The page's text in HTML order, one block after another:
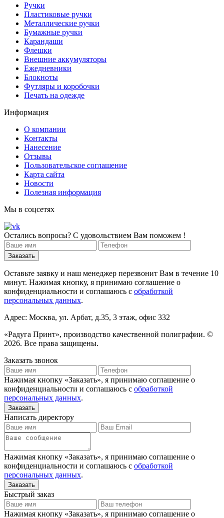
Ручки
Пластиковые ручки
Металлические ручки
Бумажные ручки
Карандаши
Флешки
Внешние аккумуляторы
Ежедневники
Блокноты
Футляры и коробочки
Печать на одежде
Информация
О компании
Контакты
Нанесение
Отзывы
Пользовательское соглашение
Карта сайта
Новости
Полезная информация
Мы в соцсетях
Остались вопросы? С удовольствием Вам поможем !
Оставьте заявку и наш менеджер перезвонит Вам в течение 10
минут. Нажимая кнопку, я принимаю соглашение о
конфиденциальности и соглашаюсь с обработкой
персональных данных.
Адрес: Москва, ул. Арбат, д.35, 3 этаж, офис 332
«Радуга Принт», производство качественной полиграфии. ©
2026. Все права защищены.
Заказать звонок
Нажимая кнопку «Заказать», я принимаю соглашение о
конфиденциальности и соглашаюсь с обработкой
персональных данных.
Написать директору
Нажимая кнопку «Заказать», я принимаю соглашение о
конфиденциальности и соглашаюсь с обработкой
персональных данных.
Быстрый заказ
Нажимая кнопку «Заказать», я принимаю соглашение о